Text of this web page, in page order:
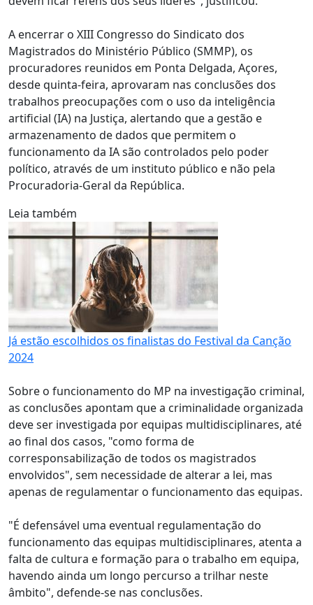
A encerrar o XIII Congresso do Sindicato dos
Magistrados do Ministério Público (SMMP), os
procuradores reunidos em Ponta Delgada, Açores,
desde quinta-feira, aprovaram nas conclusões dos
trabalhos preocupações com o uso da inteligência
artificial (IA) na Justiça, alertando que a gestão e
armazenamento de dados que permitem o
funcionamento da IA são controlados pelo poder
político, através de um instituto público e não pela
Procuradoria-Geral da República.
Leia também
Já estão escolhidos os finalistas do Festival da Canção
2024
Sobre o funcionamento do MP na investigação criminal,
as conclusões apontam que a criminalidade organizada
deve ser investigada por equipas multidisciplinares, até
ao final dos casos, "como forma de
corresponsabilização de todos os magistrados
envolvidos", sem necessidade de alterar a lei, mas
apenas de regulamentar o funcionamento das equipas.
"É defensável uma eventual regulamentação do
funcionamento das equipas multidisciplinares, atenta a
falta de cultura e formação para o trabalho em equipa,
havendo ainda um longo percurso a trilhar neste
âmbito", defende-se nas conclusões.